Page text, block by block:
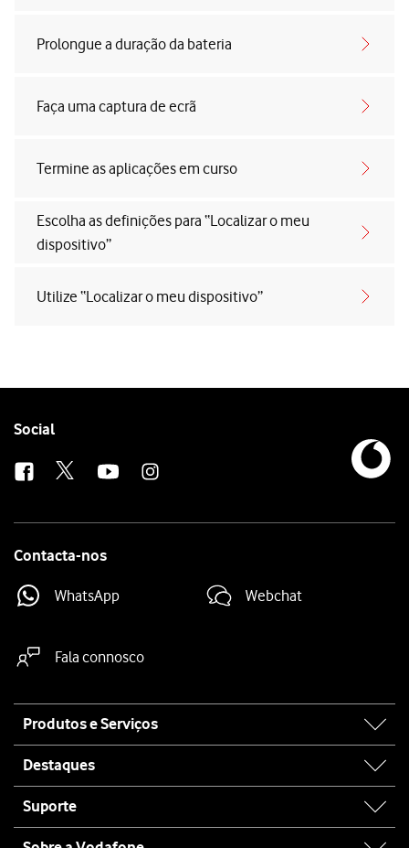
Prolongue a duração da bateria
Faça uma captura de ecrã
Termine as aplicações em curso
Escolha as definições para “Localizar o meu
dispositivo”
Utilize “Localizar o meu dispositivo”
Follow
Social
Contacta-nos
WhatsApp Webchat
Fala connosco
map
Produtos e Serviços
Destaques
Suporte